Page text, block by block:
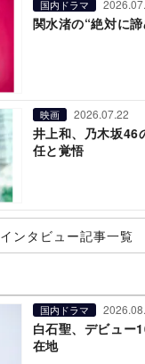
国内ドラマ
関水渚の“絶対に
映画 2026.07.22
井上和、乃木坂46
任と覚悟
インタビュー記事一覧
国内ドラマ
白石聖、デビュー
在地